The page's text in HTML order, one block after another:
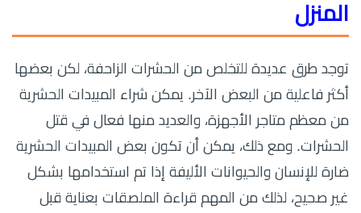
المنزل
توجد طرق عديدة للتخلص من الحشرات الزاحفة، لكن بعضها
أكثر فاعلية من البعض الآخر. يمكن شراء المبيدات الحشرية
من معظم متاجر الأجهزة، والعديد منها فعال في قتل
الحشرات. ومع ذلك، يمكن أن تكون بعض المبيدات الحشرية
ضارة للإنسان والحيوانات الأليفة إذا تم استخدامها بشكل
غير صحيح، لذلك من المهم قراءة الملصقات بعناية قبل